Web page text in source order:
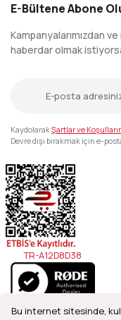
Bu internet sitesinde,
E-Bültene Abone
Kampanyalarımızdan
haberdar olmak
KaydolarakŞartlar ve
Devre dışı bırakmak için e-
TR-A12D8D38